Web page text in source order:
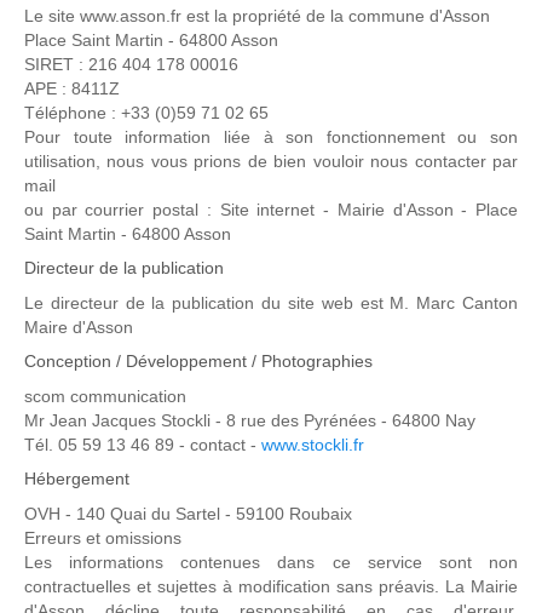
Le site www.asson.fr est la propriété de la commune d'Asson
Place Saint Martin - 64800 Asson
SIRET : 216 404 178 00016
APE : 8411Z
Téléphone : +33 (0)59 71 02 65
Pour toute information liée à son fonctionnement ou son
utilisation, nous vous prions de bien vouloir nous contacter par
mail
ou par courrier postal : Site internet - Mairie d'Asson - Place
Saint Martin - 64800 Asson
Directeur de la publication
Le directeur de la publication du site web est M. Marc Canton
Maire d'Asson
Conception / Développement / Photographies
scom communication
Mr Jean Jacques Stockli - 8 rue des Pyrénées - 64800 Nay
Tél. 05 59 13 46 89 - contact - www.stockli.fr
Hébergement
OVH - 140 Quai du Sartel - 59100 Roubaix
Erreurs et omissions
Les informations contenues dans ce service sont non
contractuelles et sujettes à modification sans préavis. La Mairie